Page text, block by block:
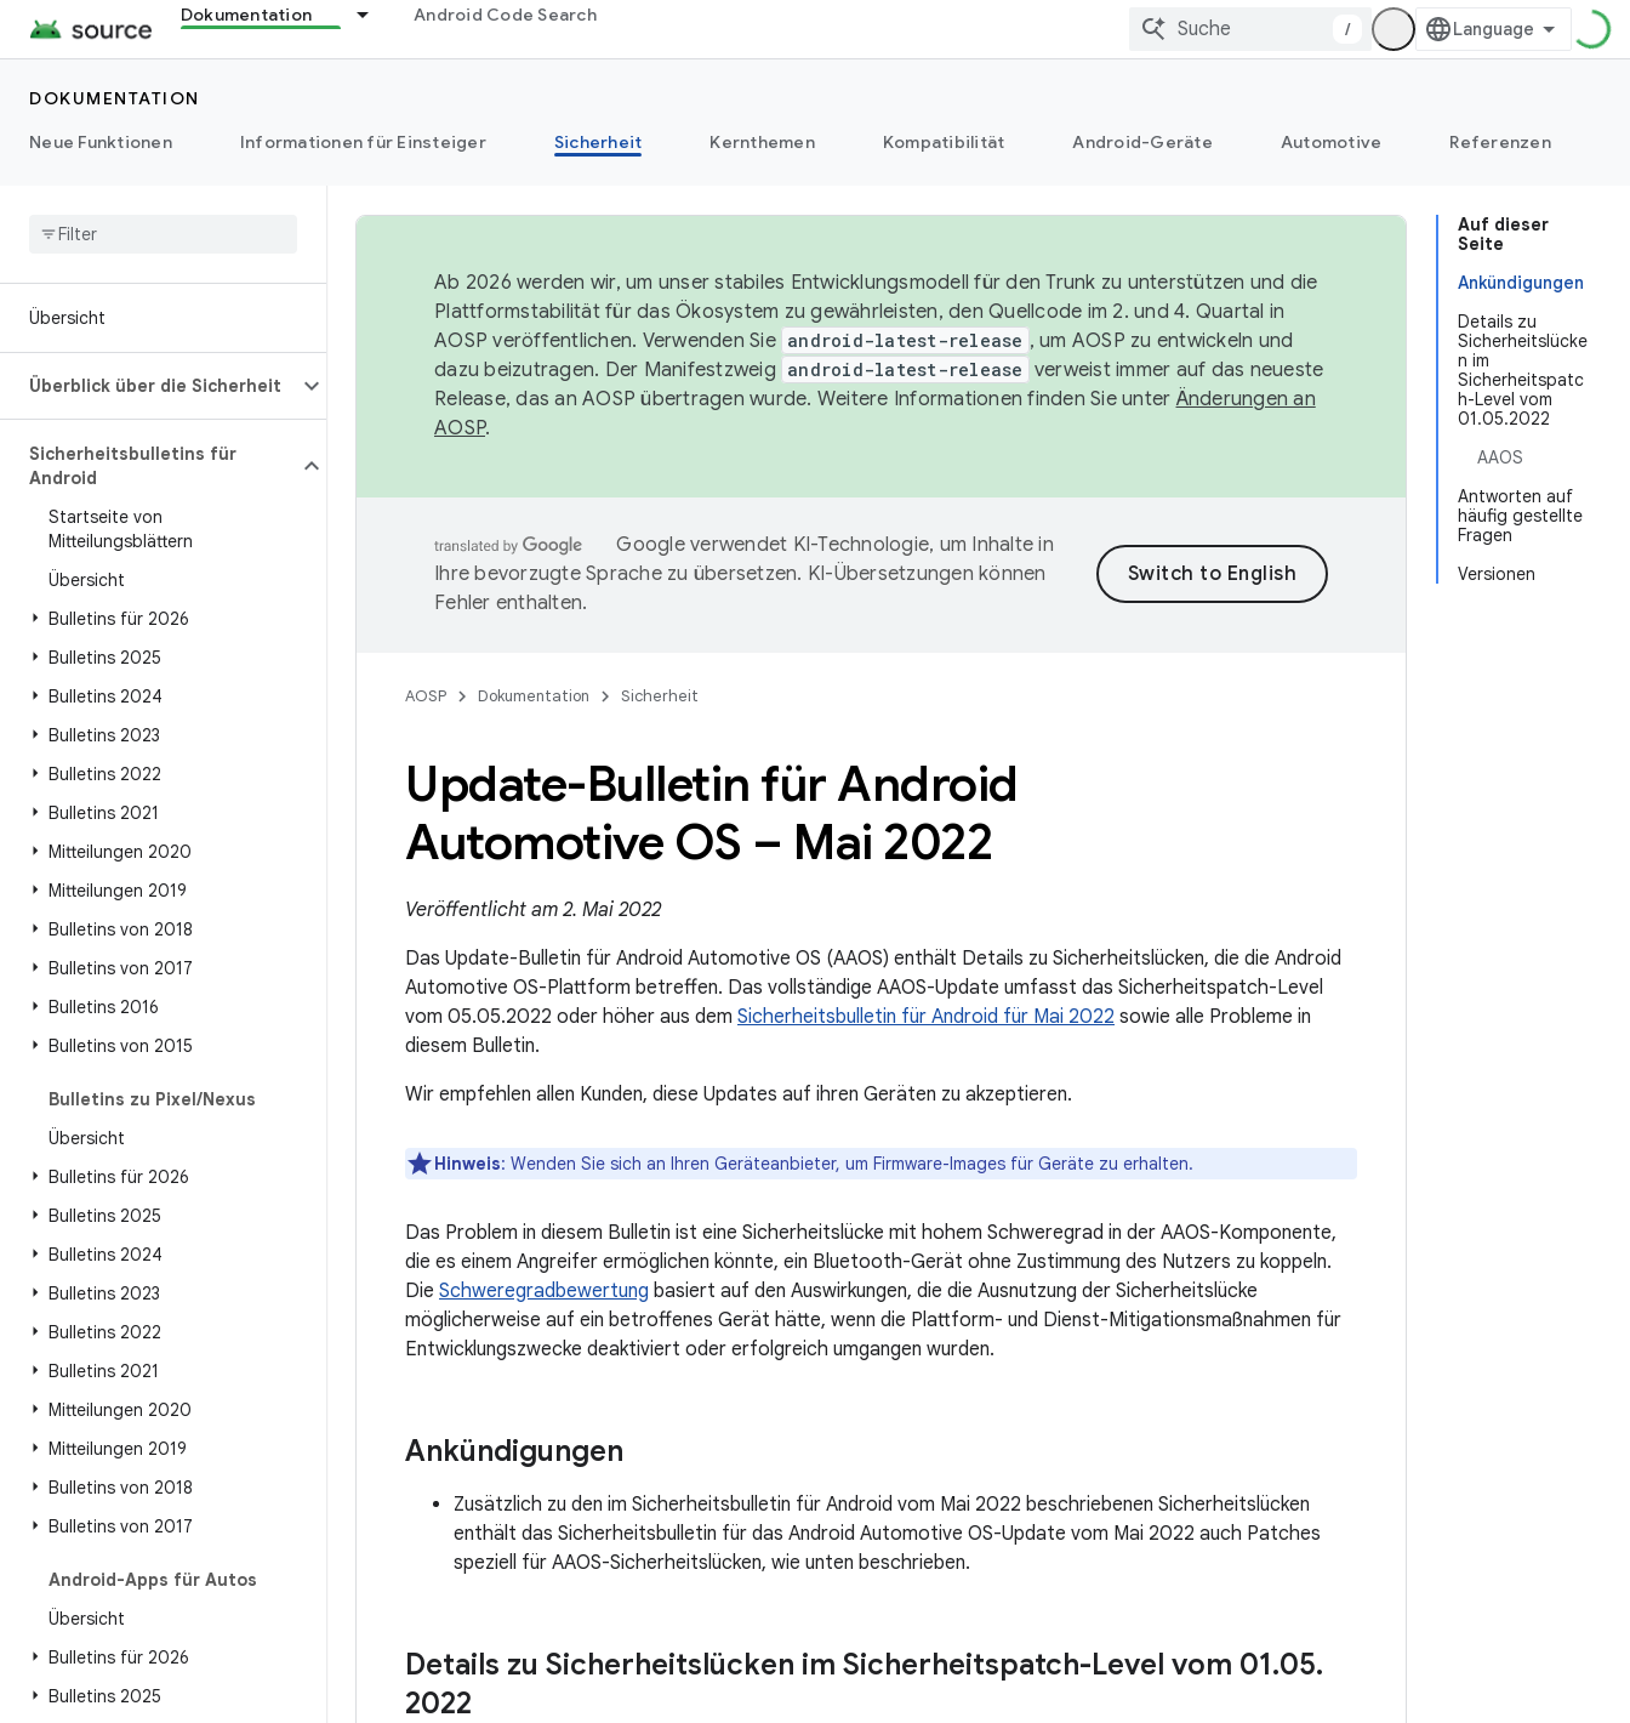
Dokumentation Android Code Search
/
DOKUMENTATION
Neue Funktionen
Informationen für Einsteiger Sicherheit Kernthemen Kompatibilität Android-Geräte Automotive Referenzen
Übersicht
Überblick über die Sicherheit
Sicherheitsbulletins für
Android
Startseite von
Mitteilungsblättern
Übersicht
Bulletins für 2026
Bulletins 2025
Bulletins 2024
Bulletins 2023
Bulletins 2022
Bulletins 2021
Mitteilungen 2020
Mitteilungen 2019
Bulletins von 2018
Bulletins von 2017
Bulletins 2016
Bulletins von 2015
Bulletins zu Pixel/Nexus
Übersicht
Bulletins für 2026
Bulletins 2025
Bulletins 2024
Bulletins 2023
Bulletins 2022
Bulletins 2021
Mitteilungen 2020
Mitteilungen 2019
Bulletins von 2018
Bulletins von 2017
Android-Apps für Autos
Übersicht
Bulletins für 2026
Bulletins 2025
Auf dieser
Seite
Ankündigungen
Details zu
Sicherheitslücke
n im
Sicherheitspatc
h-Level vom
01.05.2022
AAOS
Antworten auf
häufig gestellte
Fragen
Versionen
Ab 2026 werden wir, um unser stabiles Entwicklungsmodell für den Trunk zu unterstützen und die
Plattformstabilität für das Ökosystem zu gewährleisten, den Quellcode im 2. und 4. Quartal in
AOSP veröffentlichen. Verwenden Sie android-latest-release , um AOSP zu entwickeln und
dazu beizutragen. Der Manifestzweig android-latest-release verweist immer auf das neueste
Release, das an AOSP übertragen wurde. Weitere Informationen finden Sie unter Änderungen an
AOSP.
Google verwendet KI-Technologie, um Inhalte in
Ihre bevorzugte Sprache zu übersetzen. KI-Übersetzungen können
Fehler enthalten.
AOSP Dokumentation Sicherheit
Update-Bulletin für Android
Automotive OS – Mai 2022
Veröffentlicht am 2. Mai 2022
Das Update-Bulletin für Android Automotive OS (AAOS) enthält Details zu Sicherheitslücken, die die Android
Automotive OS-Plattform betreffen. Das vollständige AAOS-Update umfasst das Sicherheitspatch-Level
vom 05.05.2022 oder höher aus dem Sicherheitsbulletin für Android für Mai 2022 sowie alle Probleme in
diesem Bulletin.
Wir empfehlen allen Kunden, diese Updates auf ihren Geräten zu akzeptieren.
Hinweis: Wenden Sie sich an Ihren Geräteanbieter, um Firmware-Images für Geräte zu erhalten.
Das Problem in diesem Bulletin ist eine Sicherheitslücke mit hohem Schweregrad in der AAOS-Komponente,
die es einem Angreifer ermöglichen könnte, ein Bluetooth-Gerät ohne Zustimmung des Nutzers zu koppeln.
Die Schweregradbewertung basiert auf den Auswirkungen, die die Ausnutzung der Sicherheitslücke
möglicherweise auf ein betroffenes Gerät hätte, wenn die Plattform- und Dienst-Mitigationsmaßnahmen für
Entwicklungszwecke deaktiviert oder erfolgreich umgangen wurden.
Ankündigungen
Zusätzlich zu den im Sicherheitsbulletin für Android vom Mai 2022 beschriebenen Sicherheitslücken
enthält das Sicherheitsbulletin für das Android Automotive OS-Update vom Mai 2022 auch Patches
speziell für AAOS-Sicherheitslücken, wie unten beschrieben.
Details zu Sicherheitslücken im Sicherheitspatch-Level vom 01.05.
2022